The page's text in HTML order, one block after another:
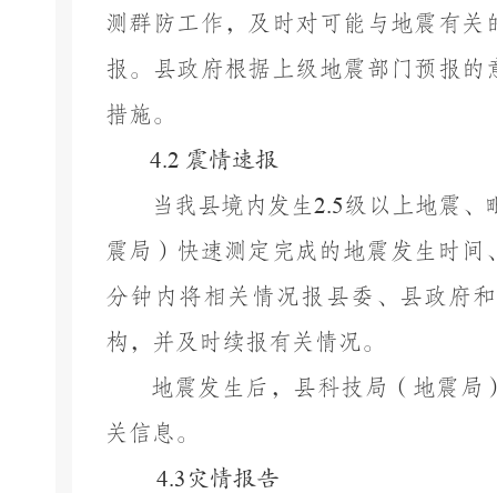
测群防工作，及时对可能与地震有
报。 县政府根据上级地震部门预报
措施。
4.2 震情速报
当我县境内发生2.5级以上地震、
震局 ） 快速测定完成的地震发生时
分钟内将相关情况报县委、县政府
构，并及时续报有关情况。
地震发生后，县科技局（ 地震局
关信息。
4.3 灾情报告